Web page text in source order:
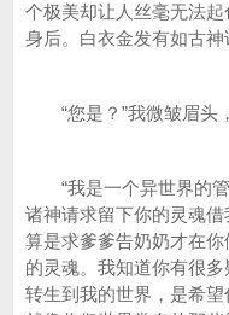
个极美却让人丝毫无法
身后。白衣金发有如古神
“您是？”我微皱眉头，
“我是一个异世界的管
诸神请求留下你的灵魂
算是求爹爹告奶奶才在
的灵魂。我知道你有很
转生到我的世界，是希